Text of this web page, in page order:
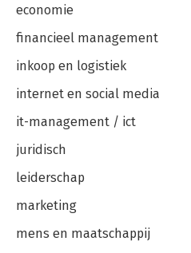
economie
financieel management
inkoop en logistiek
internet en social media
it-management / ict
juridisch
leiderschap
marketing
mens en maatschappij